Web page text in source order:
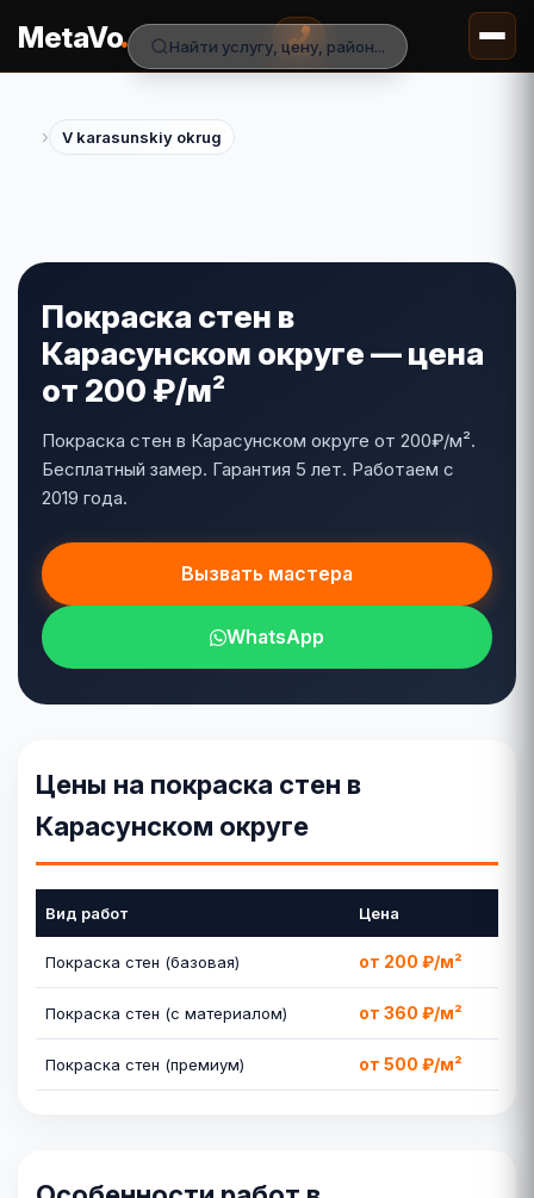
MetaVo.
› V karasunskiy okrug
Покраска стен в
Карасунском округе — цена
от 200 ₽/м²
Покраска стен в Карасунском округе от 200₽/м².
Бесплатный замер. Гарантия 5 лет. Работаем с
2019 года.
Вызвать мастера
WhatsApp
Цены на покраска стен в
Карасунском округе
Вид работ Цена
Покраска стен (базовая) от 200 ₽/м²
Покраска стен (с материалом) от 360 ₽/м²
Покраска стен (премиум) от 500 ₽/м²
Найти услугу, цену, район...